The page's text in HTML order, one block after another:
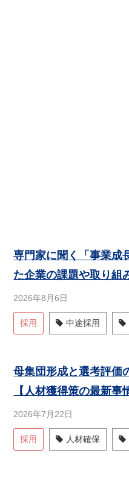
専門家に聞く「事業成
た企業の課題や取り組
2026年8月6日
採用 中途採用
母集団形成と選考評価
【人材獲得策の最新事
2026年7月22日
採用 人材確保